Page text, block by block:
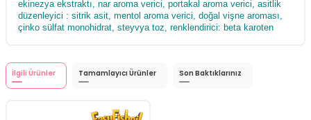
ekinezya ekstraktı, nar aroma verici, portakal aroma verici, asitlik
düzenleyici : sitrik asit, mentol aroma verici, doğal vişne aroması,
çinko sülfat monohidrat, steyvya toz, renklendirici: beta karoten
İlgili Ürünler Tamamlayıcı Ürünler Son Baktıklarınız